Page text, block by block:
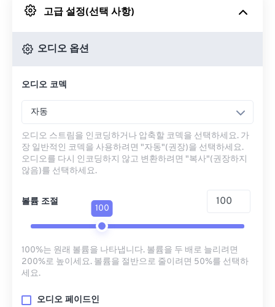
Google 드라이브에서
고급 설정(선택 사항)
오디오 옵션
오디오 코덱
자동
오디오 스트림을 인코딩하거나 압축할 코덱을 선택하세요. 가
장 일반적인 코덱을 사용하려면 "자동"(권장)을 선택하세요.
오디오를 다시 인코딩하지 않고 변환하려면 "복사"(권장하지
않음)를 선택하세요.
볼륨 조절
100
100%는 원래 볼륨을 나타냅니다. 볼륨을 두 배로 늘리려면
200%로 높이세요. 볼륨을 절반으로 줄이려면 50%를 선택하
세요.
오디오 페이드인